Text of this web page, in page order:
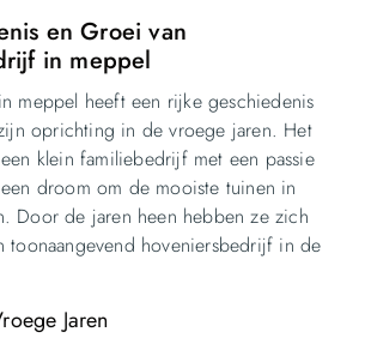
en Groei van
in meppel
meppel heeft een rijke geschiedenis
oprichting in de vroege jaren. Het
klein familiebedrijf met een passie
droom om de mooiste tuinen in
Door de jaren heen hebben ze zich
toonaangevend hoveniersbedrijf in de
Jaren